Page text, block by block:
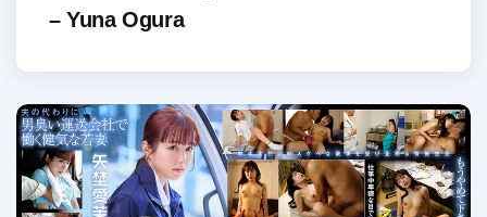
– Yuna Ogura